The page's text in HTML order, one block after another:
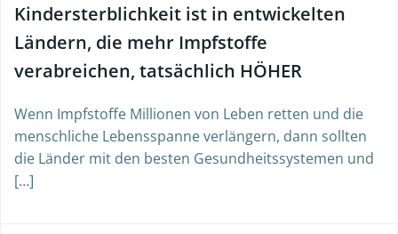
Kindersterblichkeit ist in entwickelten
Ländern, die mehr Impfstoffe
verabreichen, tatsächlich HÖHER
Wenn Impfstoffe Millionen von Leben retten und die
menschliche Lebensspanne verlängern, dann sollten
die Länder mit den besten Gesundheitssystemen und
[…]